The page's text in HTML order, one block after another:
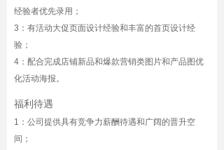
经验者优先录用；
3：有活动大促页面设计经验和丰富的首页设计经
验；
4：配合完成店铺新品和爆款营销类图片和产品图优
化活动海报。
福利待遇
1：公司提供具有竞争力薪酬待遇和广阔的晋升空
间；